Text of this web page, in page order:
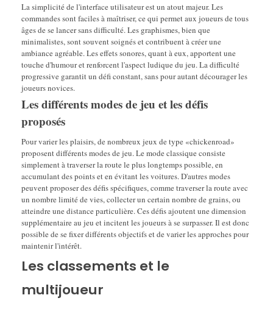
La simplicité de l'interface utilisateur est un atout majeur. Les
commandes sont faciles à maîtriser, ce qui permet aux joueurs de tous
âges de se lancer sans difficulté. Les graphismes, bien que
minimalistes, sont souvent soignés et contribuent à créer une
ambiance agréable. Les effets sonores, quant à eux, apportent une
touche d'humour et renforcent l'aspect ludique du jeu. La difficulté
progressive garantit un défi constant, sans pour autant décourager les
joueurs novices.
Les différents modes de jeu et les défis
proposés
Pour varier les plaisirs, de nombreux jeux de type «chickenroad»
proposent différents modes de jeu. Le mode classique consiste
simplement à traverser la route le plus longtemps possible, en
accumulant des points et en évitant les voitures. D'autres modes
peuvent proposer des défis spécifiques, comme traverser la route avec
un nombre limité de vies, collecter un certain nombre de grains, ou
atteindre une distance particulière. Ces défis ajoutent une dimension
supplémentaire au jeu et incitent les joueurs à se surpasser. Il est donc
possible de se fixer différents objectifs et de varier les approches pour
maintenir l'intérêt.
Les classements et le
multijoueur